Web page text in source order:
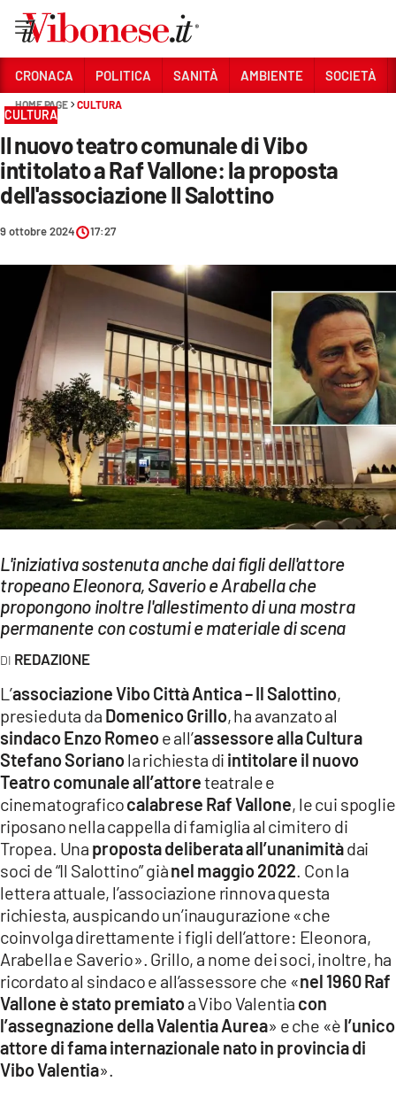
Sezioni
CRONACA
POLITICA
SOCIETÀ
CULTURA
ECONOMIA E LAVORO
EVENTI
SPORT
Streaming
LAC TV
LAC NETWORK
LAC ONAIR
LaC
Network
LACPLAY.IT
LACTV.IT
LACONAIR.IT
LACITYMAG.IT
ILREGGINO.IT
COSENZACHANNEL.IT
ILVIBONESE.IT
CATANZAROCHANNEL.IT
LACAPITALENEWS.IT
App
CRONACA POLITICA SANITÀ AMBIENTE SOCIETÀ
HOME PAGE CULTURA
CULTURA
Il nuovo teatro comunale di Vibo
intitolato a Raf Vallone: la proposta
dell'associazione Il Salottino
9 ottobre 2024 17:27
L'iniziativa sostenuta anche dai figli dell'attore
tropeano Eleonora, Saverio e Arabella che
propongono inoltre l'allestimento di una mostra
permanente con costumi e materiale di scena
REDAZIONE
L’associazione Vibo Città Antica – Il Salottino,
presieduta da Domenico Grillo, ha avanzato al
sindaco Enzo Romeoe all’assessore alla Cultura
Stefano Sorianola richiesta di intitolare il nuovo
Teatro comunale all’attoreteatrale e
cinematograficocalabrese Raf Vallone, le cui spoglie
riposano nella cappella di famiglia al cimitero di
Tropea. Una proposta deliberata all’unanimitàdai
soci de “Il Salottino” giànel maggio 2022 . Con la
lettera attuale, l’associazione rinnova questa
richiesta, auspicando un’inaugurazione «che
coinvolga direttamente i figli dell’attore: Eleonora,
Arabella e Saverio». Grillo, a nome dei soci, inoltre, ha
ricordato al sindaco e all’assessore che «nel 1960 Raf
Vallone è stato premiatoa Vibo Valentia con
l’assegnazione della Valentia Aurea» e che «è l’unico
attore di fama internazionale nato in provincia di
Vibo Valentia».